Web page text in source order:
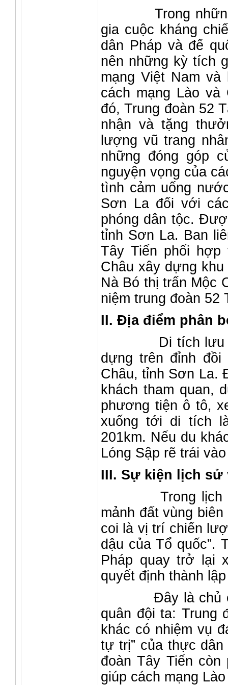
Trong những
gia cuộc kháng
dân Pháp và đế
nên những kỳ tích
mạng Việt Nam
cách mạng Lào
đó, Trung đoàn 52
nhận và tặng
lượng vũ trang
những đóng góp
nguyện vọng của
tình cảm uống
Sơn La đối với
phóng dân tộc.
tỉnh Sơn La. Ban
Tây Tiến phối
Châu xây dựng
Nà Bó thị trấn Mộc
niệm trung đoàn 52
II. Địa điểm phân
Di tích lưu
dựng trên đỉnh
Châu, tỉnh Sơn La.
khách tham quan,
phương tiện ô tô,
xuống tới di tích
201km. Nếu du
Lóng Sập rẽ trái
III. Sự kiện lịch
Trong lịch sử
mảnh đất vùng
coi là vị trí chiến
dậu của Tổ quốc”.
Pháp quay trở lại
quyết định thành
Đây là chủ
quân đội ta: Trung
khác có nhiệm vụ
tự trị” của thực
đoàn Tây Tiến
giúp cách mạng